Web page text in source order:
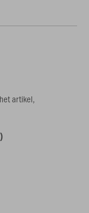
artikel,